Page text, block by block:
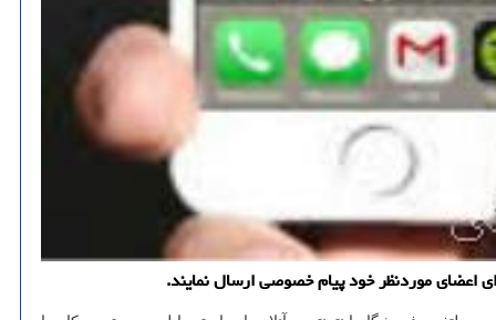
اعضای موردنظر خود پیام خصوصی ارسال نمایند.